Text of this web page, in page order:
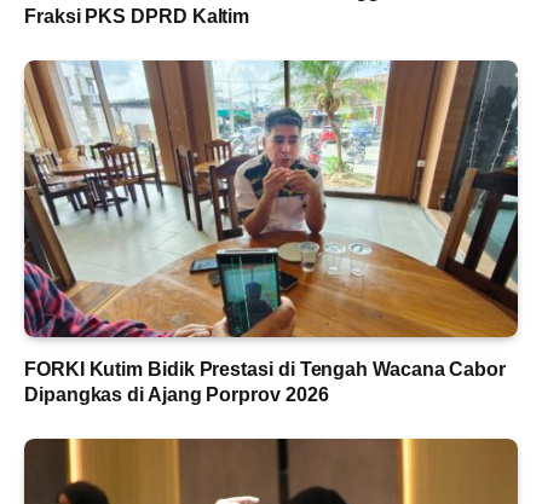
Fraksi PKS DPRD Kaltim
FORKI Kutim Bidik Prestasi di Tengah Wacana Cabor
Dipangkas di Ajang Porprov 2026